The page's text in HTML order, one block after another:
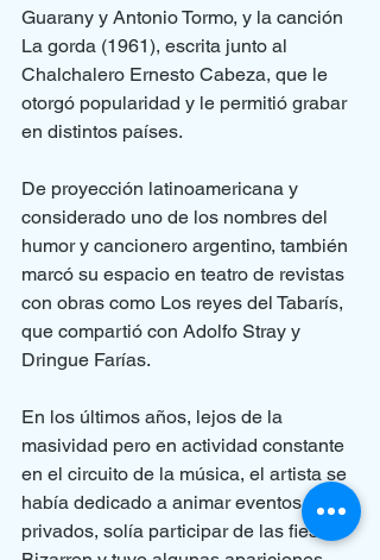
Guarany y Antonio Tormo, y la canción
La gorda (1961), escrita junto al
Chalchalero Ernesto Cabeza, que le
otorgó popularidad y le permitió grabar
en distintos países.
De proyección latinoamericana y
considerado uno de los nombres del
humor y cancionero argentino, también
marcó su espacio en teatro de revistas
con obras como Los reyes del Tabarís,
que compartió con Adolfo Stray y
Dringue Farías.
En los últimos años, lejos de la
masividad pero en actividad constante
en el circuito de la música, el artista se
había dedicado a animar eventos
privados, solía participar de las fiestas